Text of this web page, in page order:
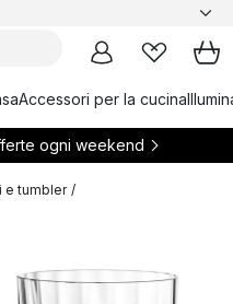
Accessori per la cucina
ogni weekend
e tumbler /